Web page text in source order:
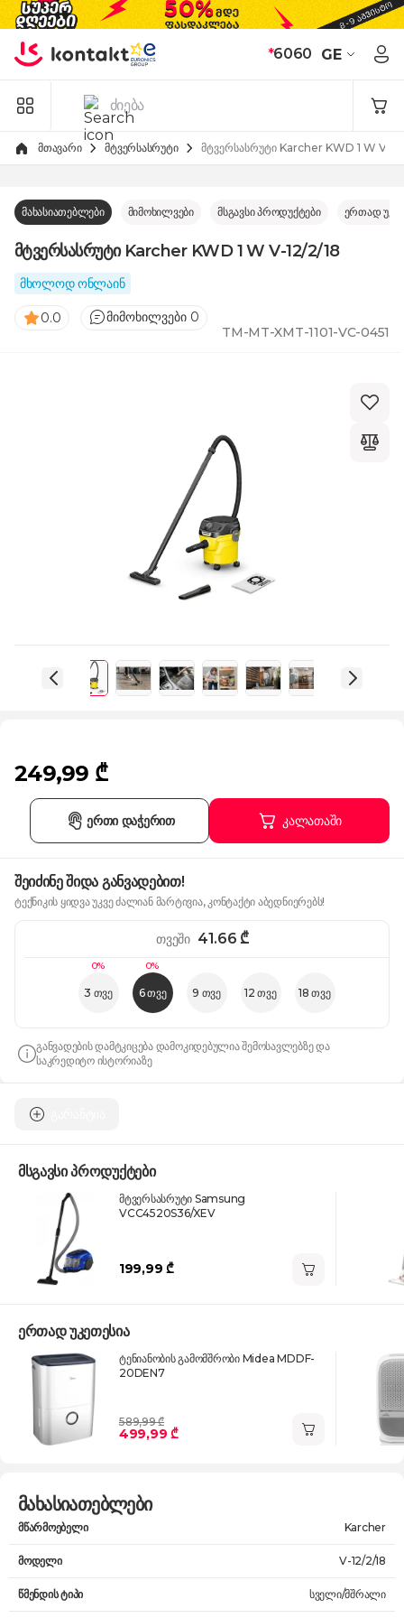
Skip to Content
*6060 GE
მთავარი მტვერსასრუტი მტვერსასრუტი Karcher KWD 1 W V-
მახასიათებლები მიმოხილვები მსგავსი პროდუქტები ერთად
მტვერსასრუტი Karcher KWD 1 W V-12/2/18
მხოლოდ ონლაინ
0.0
მიმოხილვები 0
TM-MT-XMT-1101-VC-0451
249,99 ₾
კალათაში
ერთი დაჭერით
შეიძინე შიდა განვადებით!
ტექნიკის ყიდვა უკვე ძალიან მარტივია, კონტაქტი აბედნიერებს!
0%
3 თვე
0%
6 თვე 9 თვე 12 თვე 18 თვე
თვეში 41.66 ₾
განვადების დამტკიცება დამოკიდებულია შემოსავლებზე და
საკრედიტო ისტორიაზე
მსგავსი პროდუქტები
მტვერსასრუტი Samsung
VCC4520S36/XEV
199,99 ₾
ერთად უკეთესია
ტენიანობის გამომშრობი Midea MDDF-
20DEN7
589,99 ₾
499,99 ₾
მახასიათებლები
მწარმოებელი Karcher
მოდელი V-12/2/18
წმენდის ტიპი სველი/მშრალი